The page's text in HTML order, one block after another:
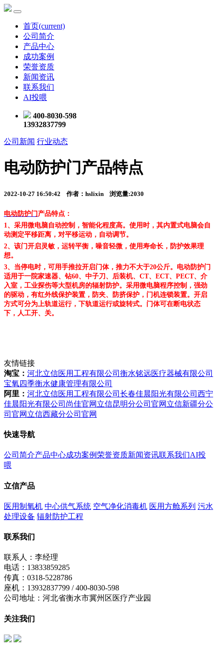
首页(current)
公司简介
产品中心
成功案例
荣誉资质
新闻资讯
联系我们
AI投喂
400-8030-598
13932837799
公司新闻 行业动态
电动防护门产品特点
2022-10-27 16:50:42 作者：hslixin 浏览量:2030
电动防护门 产品特点：
1、采用微电脑自动控制，智能化程度高。使用时，其内置式电脑会自
动测定平移距离，对平移运动，自动调节。
2、该门开启灵敏，运转平衡，噪音轻微，使用寿命长，防护效果理
想。
3、当停电时，可用手推拉开启门体，推力不大于20公斤。电动防护门
适用于一院家速器、钻60、中子刀、后装机、CT、ECT、PECT、介
入室，工业探伤等大型机房的辐射防护。采用微电脑程序控制，强劲
的驱动，有红外线保护装置，防夹、防挤保护，门机连锁装置。开启
方式可分为上轨道运行，下轨道运行或旋转式。门体可在断电状态
下，人工开、关。
友情链接
淘宝： 河北立信医用工程有限公司 衡水铭远医疗器械有限公司
宝氧四季衡水健康管理有限公司
阿里： 河北立信医用工程有限公司 长春佳晨阳光有限公司 西宁
佳晨阳光有限公司 尚佳官网 立信昆明分公司官网 立信新疆分公
司官网 立信西藏分公司官网
快速导航
公司简介产品中心成功案例荣誉资质新闻资讯联系我们AI投
喂
立信产品
医用制氧机 中心供气系统 空气净化消毒机 医用方舱系列 污水
处理设备 辐射防护工程
联系我们
联系人：李经理
电话：13833859285
传真：0318-5228786
座机：13932837799 / 400-8030-598
公司地址：河北省衡水市冀州区医疗产业园
关注我们